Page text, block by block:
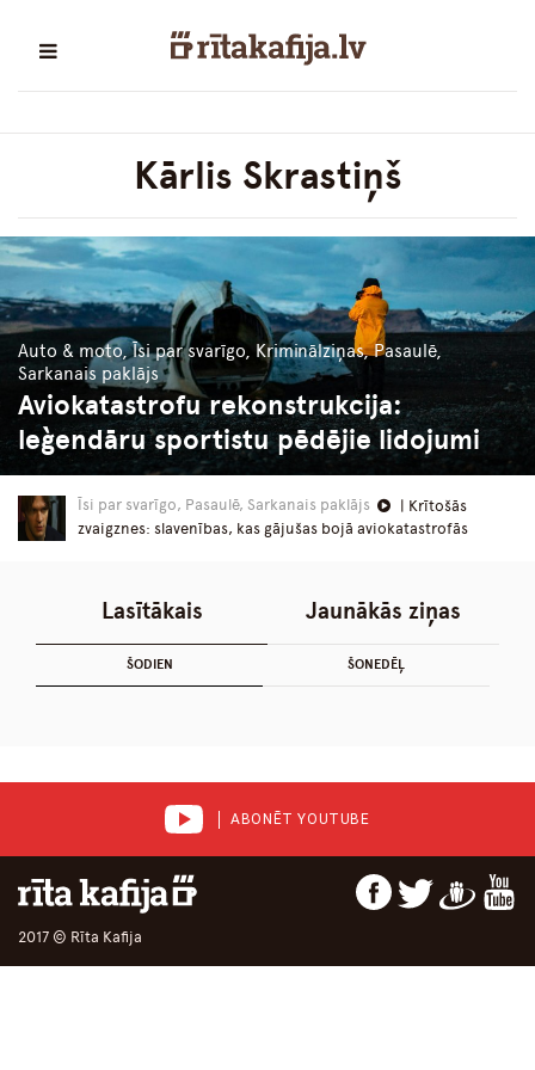
Kārlis Skrastiņš
Auto & moto, Īsi par svarīgo, Kriminālziņas, Pasaulē,
Sarkanais paklājs
Aviokatastrofu rekonstrukcija:
leģendāru sportistu pēdējie lidojumi
Īsi par svarīgo, Pasaulē, Sarkanais paklājs
| Krītošās
zvaigznes: slavenības, kas gājušas bojā aviokatastrofās
Lasītākais
ŠODIEN ŠONEDĒĻ
Jaunākās ziņas
ABONĒT YOUTUBE
2017 © Rīta Kafija